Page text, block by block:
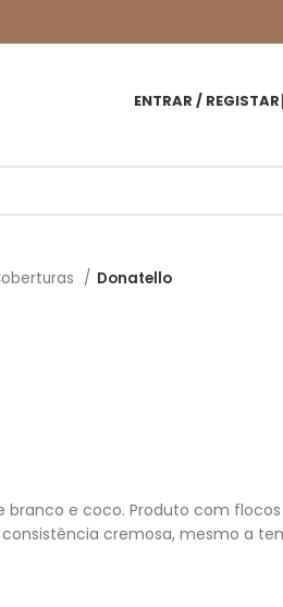
ENTRAR / REGISTAR
Donatello
e coco. Produto com
cremosa, mesmo a